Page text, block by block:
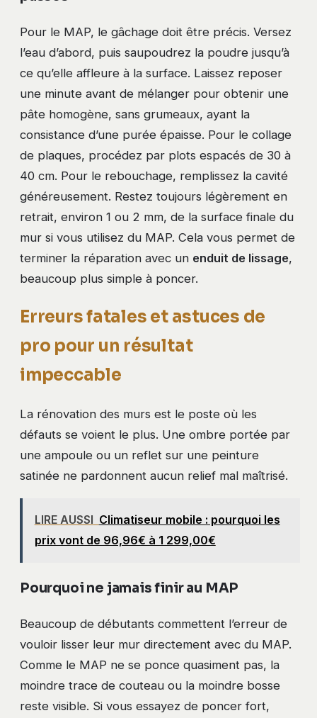
Pour le MAP, le gâchage doit être précis. Versez
l’eau d’abord, puis saupoudrez la poudre jusqu’à
ce qu’elle affleure à la surface. Laissez reposer
une minute avant de mélanger pour obtenir une
pâte homogène, sans grumeaux, ayant la
consistance d’une purée épaisse. Pour le collage
de plaques, procédez par plots espacés de 30 à
40 cm. Pour le rebouchage, remplissez la cavité
généreusement. Restez toujours légèrement en
retrait, environ 1 ou 2 mm, de la surface finale du
mur si vous utilisez du MAP. Cela vous permet de
terminer la réparation avec un enduit de lissage,
beaucoup plus simple à poncer.
Erreurs fatales et astuces de
pro pour un résultat
impeccable
La rénovation des murs est le poste où les
défauts se voient le plus. Une ombre portée par
une ampoule ou un reflet sur une peinture
satinée ne pardonnent aucun relief mal maîtrisé.
LIRE AUSSI Climatiseur mobile : pourquoi les
prix vont de 96,96€ à 1 299,00€
Pourquoi ne jamais finir au MAP
Beaucoup de débutants commettent l’erreur de
vouloir lisser leur mur directement avec du MAP.
Comme le MAP ne se ponce quasiment pas, la
moindre trace de couteau ou la moindre bosse
reste visible. Si vous essayez de poncer fort,